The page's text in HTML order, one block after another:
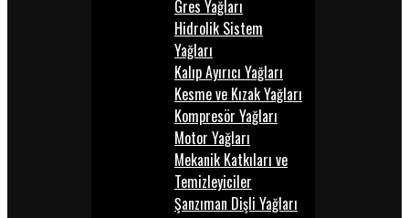
Gres Yağları
Hidrolik Sistem
Yağları
Kalıp Ayırıcı Yağları
Kesme ve Kızak Yağları
Kompresör Yağları
Motor Yağları
Mekanik Katkıları ve
Temizleyiciler
Şanzıman Dişli Yağları